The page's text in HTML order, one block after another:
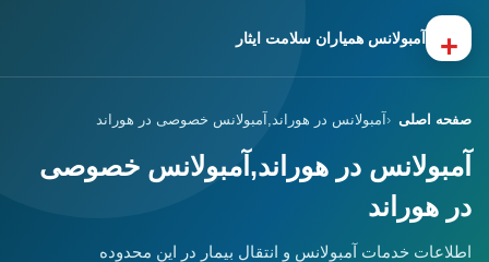
+ آمبولانس همیاران سلامت ایثار
صفحه اصلی آمبولانس در هوراند,آمبولانس خصوصی در هوراند
آمبولانس در هوراند,آمبولانس خصوصی
در هوراند
اطلاعات خدمات آمبولانس و انتقال بیمار در این محدوده